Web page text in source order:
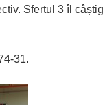
Sfertul 3 îl
31.